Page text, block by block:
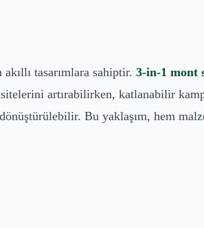
tasarımlara sahiptir. 3-in-1 mont
artırabilirken, katlanabilir
dönüştürülebilir. Bu yaklaşım, hem